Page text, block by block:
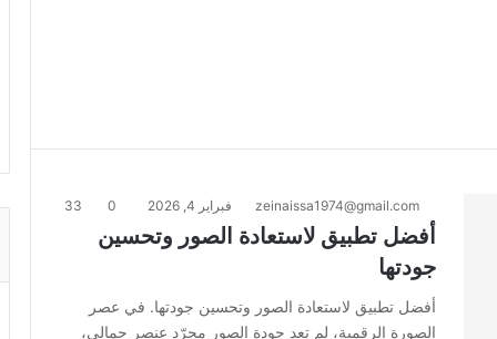
zeinaissa1974@gmail.com فبراير 4, 2026 0
33
أفضل تطبيق لاستعادة الصور وتحسين
جودتها
أفضل تطبيق لاستعادة الصور وتحسين جودتها. في عصر
الصورة الرقمية، لم تعد جودة الصور مجرّد عنصر جمالي،